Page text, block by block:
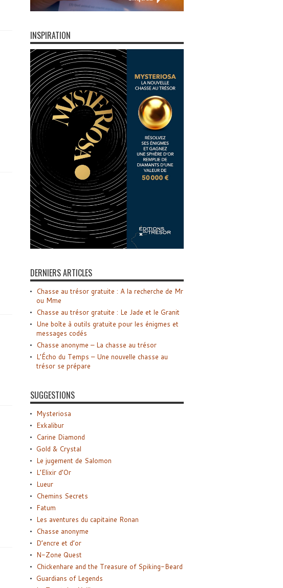
INSPIRATION
DERNIERS ARTICLES
Chasse au trésor gratuite : A la recherche de Mr
ou Mme
Chasse au trésor gratuite : Le Jade et le Granit
Une boîte à outils gratuite pour les énigmes et
messages codés
Chasse anonyme – La chasse au trésor
L’Écho du Temps – Une nouvelle chasse au
trésor se prépare
SUGGESTIONS
Mysteriosa
Exkalibur
Carine Diamond
Gold & Crystal
Le jugement de Salomon
L’Elixir d’Or
Lueur
Chemins Secrets
Fatum
Les aventures du capitaine Ronan
Chasse anonyme
D’encre et d’or
N-Zone Quest
Chickenhare and the Treasure of Spiking-Beard
Guardians of Legends